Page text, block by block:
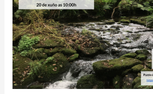
AGAMFEC:
RUTA
DA
PEDRA
E
DA
AUGA